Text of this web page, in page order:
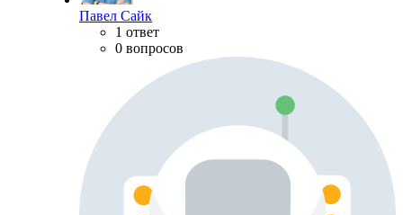
Павел Сайк
1 ответ
0 вопросов